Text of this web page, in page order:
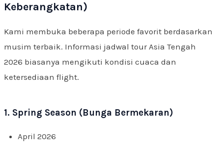
Keberangkatan)
Kami membuka beberapa periode favorit berdasarkan
musim terbaik. Informasi jadwal tour Asia Tengah
2026 biasanya mengikuti kondisi cuaca dan
ketersediaan flight.
1. Spring Season (Bunga Bermekaran)
April 2026